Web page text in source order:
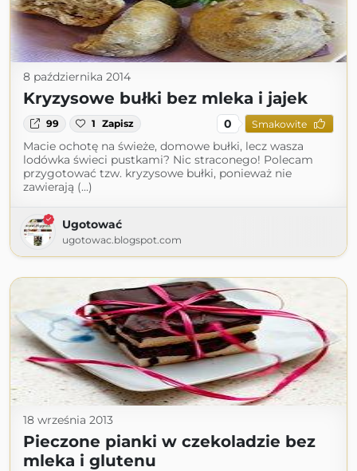
8 października 2014
Kryzysowe bułki bez mleka i jajek
99 1 Zapisz 0 Smakowite
Macie ochotę na świeże, domowe bułki, lecz wasza
lodówka świeci pustkami? Nic straconego! Polecam
przygotować tzw. kryzysowe bułki, ponieważ nie
zawierają (...)
Ugotować
ugotowac.blogspot.com
18 września 2013
Pieczone pianki w czekoladzie bez
mleka i glutenu